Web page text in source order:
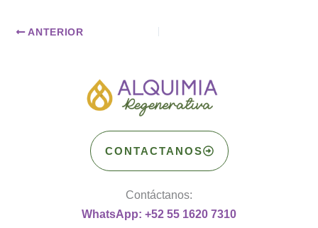
ANTERIOR
CONTACTANOS
Contáctanos:
WhatsApp: +52 55 1620 7310